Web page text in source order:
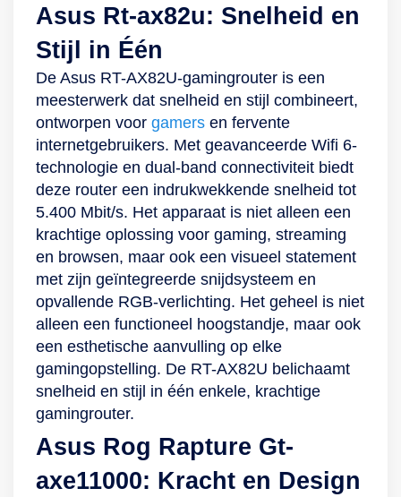
beveiligingsfuncties,
toezicht,
netwerkbeveiliging
tegen aanvallen en
privacybescherming.
Tot slot maakt de
Asus Router-apphet
beheer van je
netwerk
eenvoudiger dan
ooit. Hiermee stel je
de router in,
controleer je de
netwerkstatus en
beheer je jouw
apparaten vanaf je
smartphone of
smartapparaten in
probleem. Dankzij
Ofdma- en MU-
MIMO-technologie
verbind je
probleemloos
meerdere apparaten
zonder in te leveren
op prestaties. Game,
stream, download
en luister er dus op
los. Veiligheid en
gebruiksgemak De
Archer Axe75 is
eenvoudig zelf te
installeren binnen
een paar minuten
Tether-app. Dankzij
de stapsgewijze
instructies ben je
Asus Rt-ax82u: Snelheid en
Stijl in Één
De Asus RT-AX82U-gamingrouter is een
meesterwerk dat snelheid en stijl combineert,
ontworpen voor gamers en fervente
internetgebruikers. Met geavanceerde Wifi 6-
technologie en dual-band connectiviteit biedt
deze router een indrukwekkende snelheid tot
5.400 Mbit/s. Het apparaat is niet alleen een
krachtige oplossing voor gaming, streaming
en browsen, maar ook een visueel statement
met zijn geïntegreerde snijdsysteem en
opvallende RGB-verlichting. Het geheel is niet
alleen een functioneel hoogstandje, maar ook
een esthetische aanvulling op elke
gamingopstelling. De RT-AX82U belichaamt
snelheid en stijl in één enkele, krachtige
gamingrouter.
Asus Rog Rapture Gt-
axe11000: Kracht en Design